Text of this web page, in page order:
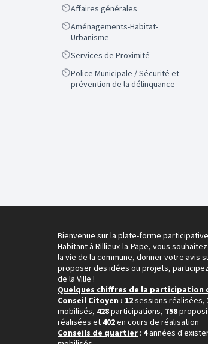
ScopeAffaires générales
Scope
Aménagements-Habitat-
Urbanisme
ScopeServices de Proximité
Scope
Police Municipale / Sécurité et
prévention de la délinquance
Bienvenue sur la plate-forme
Habitant à Rillieux-la-Pape, vous
la vie de la commune, donner votre avis
proposer des idées ou projets,
de la Ville !
Quelques chiffres de la participation
Conseil Citoyen : 12sessions réalisées,
mobilisés, 428participations, 758
réalisées et 402en cours de réalisation
Conseils de quartier : 4années